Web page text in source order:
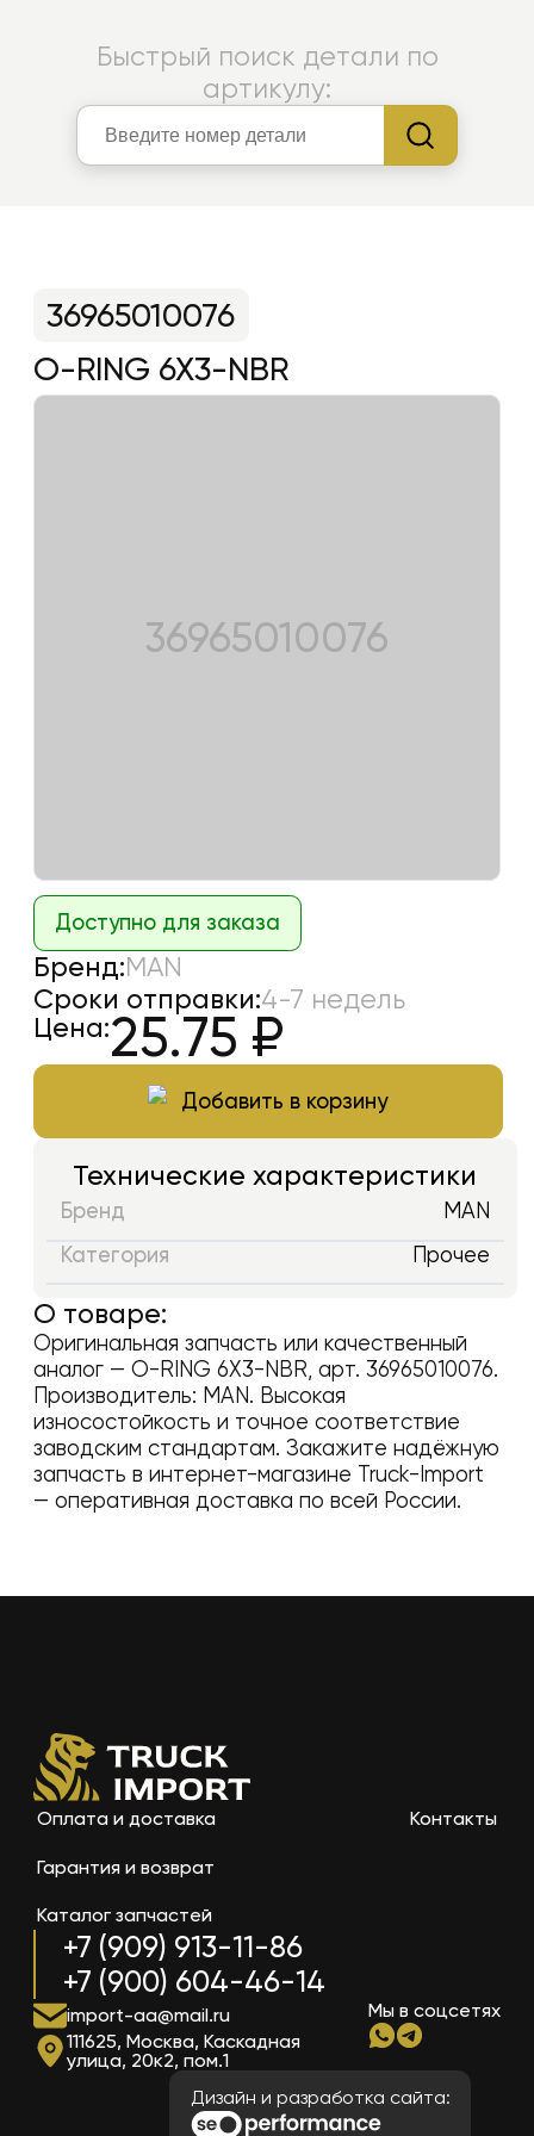
Быстрый поиск детали по
артикулу:
O-RING 6X3-NBR
36965010076
36965010076
Доступно для заказа
Бренд:MAN
Сроки отправки:4-7 недель
Цена:25.75 ₽
Добавить в корзину
Технические характеристики
Бренд MAN
Категория Прочее
О товаре:
Оригинальная запчасть или качественный
аналог — O-RING 6X3-NBR, арт. 36965010076.
Производитель: MAN. Высокая
износостойкость и точное соответствие
заводским стандартам. Закажите надёжную
запчасть в интернет-магазине Truck-Import
— оперативная доставка по всей России.
+7 (909) 913-11-86
+7 (900) 604-46-14
Оплата и доставка
Гарантия и возврат
Каталог запчастей
Контакты
import-aa@mail.ru
111625, Москва, Каскадная
улица, 20к2, пом.1
Мы в соцсетях
Дизайн и разработка сайта: